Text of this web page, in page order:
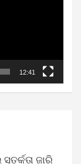
12:41
ଜାରି